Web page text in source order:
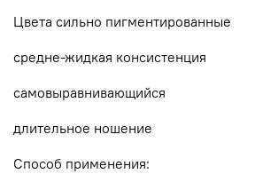
Цвета сильно пигментированные
средне-жидкая консистенция
самовыравнивающийся
длительное ношение
Способ применения: